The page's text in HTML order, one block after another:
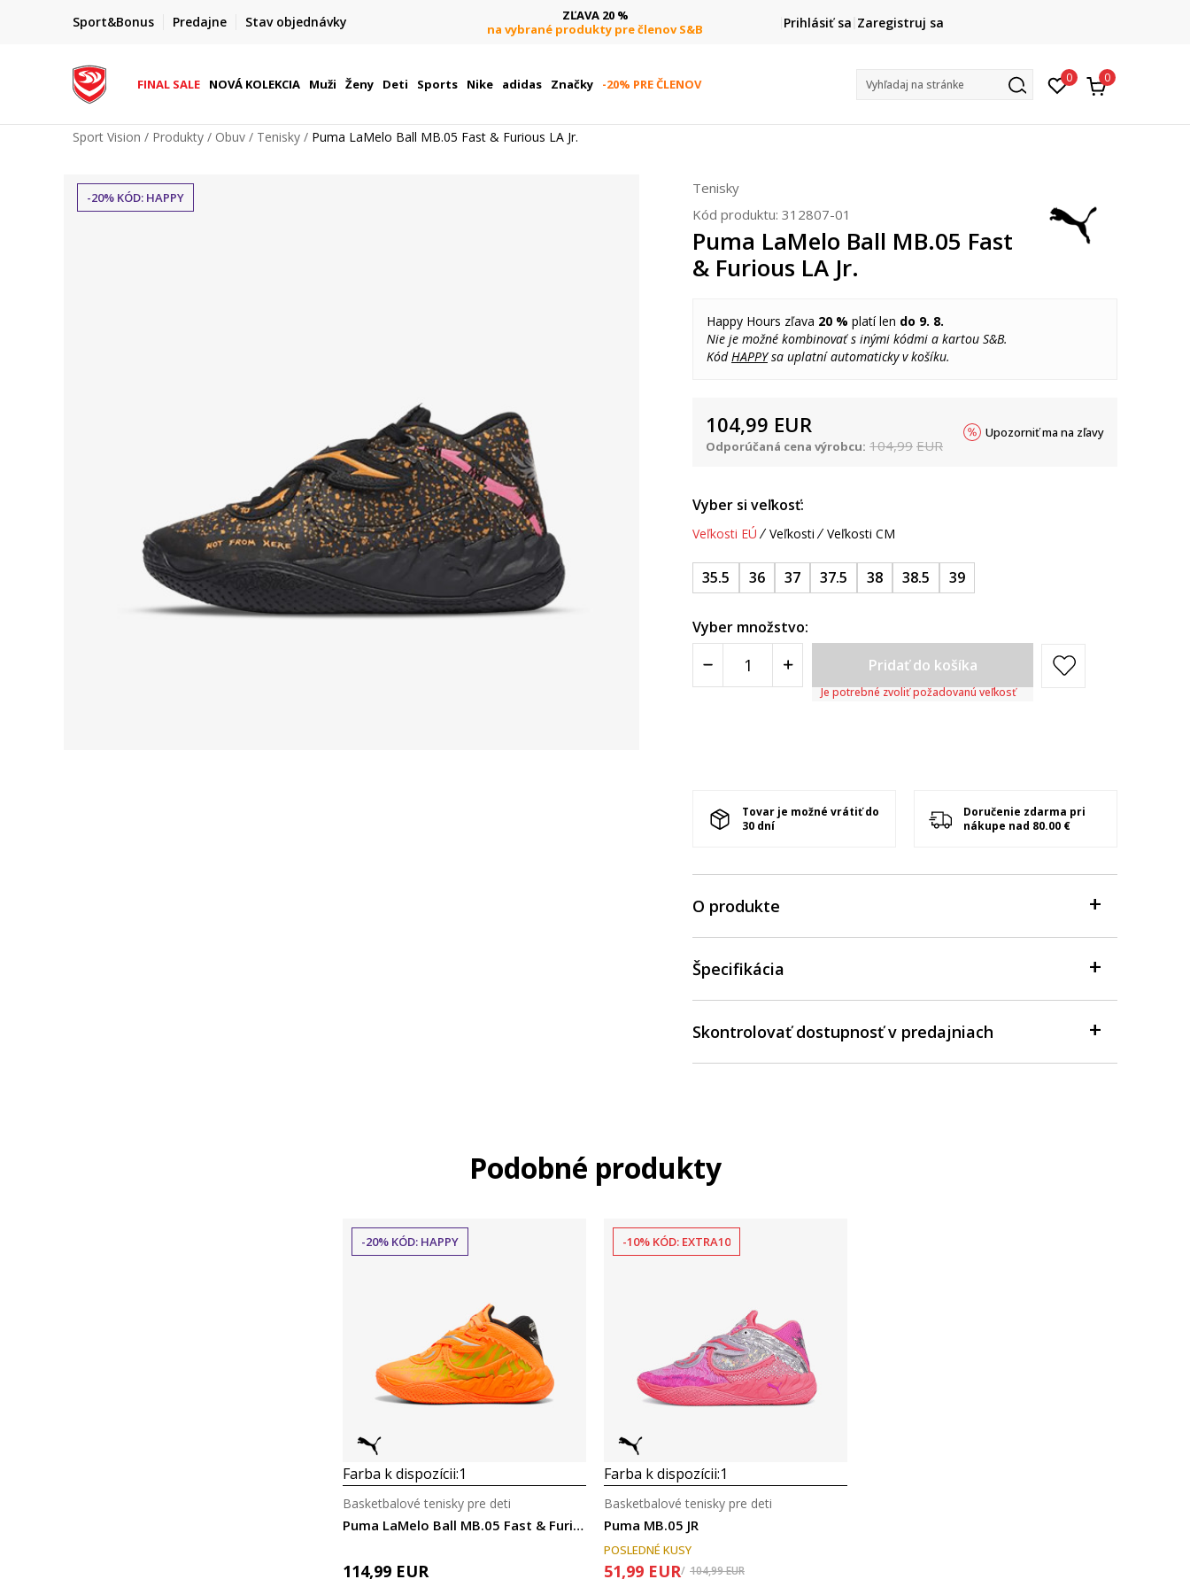
Sport&Bonus Predajne Stav objednávky
FINAL SALE AŽ -60 %
+ extra zľava 10 % len do 9. 8.
ZĽAVA 20 %
na vybrané produkty pre členov S&B
DOPRAVA ZADARMO
pri objednaní nad 80 € (neplatí pre Click&Collect)
Prihlásiť sa Zaregistruj sa
FINAL SALE NOVÁ KOLEKCIA Muži Ženy Deti Sports Nike adidas Značky -20% PRE ČLENOV Vyhľadaj na stránke 0 0
Sport Vision Produkty Obuv Tenisky Puma LaMelo Ball MB.05 Fast & Furious LA Jr.
-20% KÓD: HAPPY
Tenisky
Kód produktu: 312807-01
Puma LaMelo Ball MB.05 Fast
& Furious LA Jr.
Happy Hours zľava 20 % platí len do 9. 8.
Nie je možné kombinovať s inými kódmi a kartou S&B.
KódHAPPYsa uplatní automaticky v košíku.
104,99 EUR
Odporúčaná cena výrobcu: 104,99 EUR
Upozorniť ma na zľavy
Vyber si veľkosť:
Veľkosti EÚ Veľkosti Veľkosti CM
35.5 36 37 37.5 38 38.5 39
Vyber množstvo:
Pridať do košíka
Je potrebné zvoliť požadovanú veľkosť
Tovar je možné vrátiť do
30 dní
Doručenie zdarma pri
nákupe nad 80.00 €
O produkte
Špecifikácia
Skontrolovať dostupnosť v predajniach
Podobné produkty
-20% KÓD: HAPPY
Farba k dispozícii:1
Puma LaMelo Ball MB.05 Fast & Furious LA Jr.
Basketbalové tenisky pre deti
114,99 EUR
-10% KÓD: EXTRA10
Farba k dispozícii:1
Puma MB.05 JR
Basketbalové tenisky pre deti
POSLEDNÉ KUSY
51,99 EUR 104,99EUR